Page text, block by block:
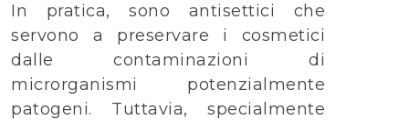
In pratica, sono antisettici che
servono a preservare i cosmetici
dalle contaminazioni di
microrganismi potenzialmente
patogeni. Tuttavia, specialmente